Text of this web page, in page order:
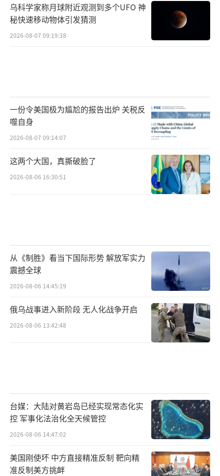
乌科学家称月球附近观测到多个UFO 神
秘快速移动物体引发猜测
2026-08-07 09:19:38
一份令美国极为尴尬的报告出炉 关税反
噬自身
2026-08-07 09:14:07
这两个大国，真撕破脸了
2026-08-06 16:30:51
从《制胜》看当下国际形势 解放军实力
震撼全球
2026-08-06 14:45:19
俄乌战事进入新阶段 无人化战争开启
2026-08-06 13:42:48
台媒：大陆对黄岩岛已经实现常态化实
控 军事化法治化全天候管控
2026-08-06 14:47:02
美国刚使坏 中方直接精准反制 靶向精
准反制美方挑衅